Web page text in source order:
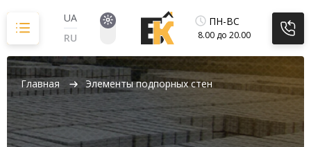
содержимому
UA
RU
ПН-ВС
8.00 до 20.00
Главная Элементы подпорных стен